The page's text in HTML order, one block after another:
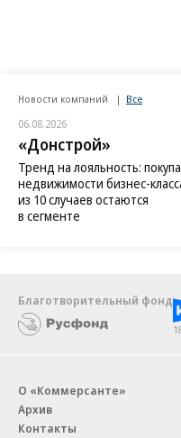
Новости компаний Все
06.08.2026
«Донстрой»
Тренд на лояльность:
недвижимости бизнес-
из 10 случаев остаются
в сегменте
Благотворительный фонд
О «Коммерсанте»
Архив
Контакты